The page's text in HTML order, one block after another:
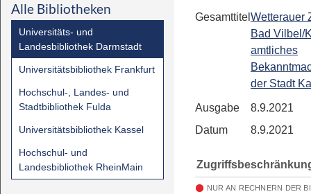
Alle Bibliotheken
Universitäts- und
Landesbibliothek Darmstadt
Universitätsbibliothek Frankfurt
Hochschul-, Landes- und
Stadtbibliothek Fulda
Universitätsbibliothek Kassel
Hochschul- und
Landesbibliothek RheinMain
Gesamttitel Wetterauer
Bad Vilbel/
amtliches
der Stadt
Ausgabe
8.9.2021
Datum
8.9.2021
NUR AN RECHNERN DER